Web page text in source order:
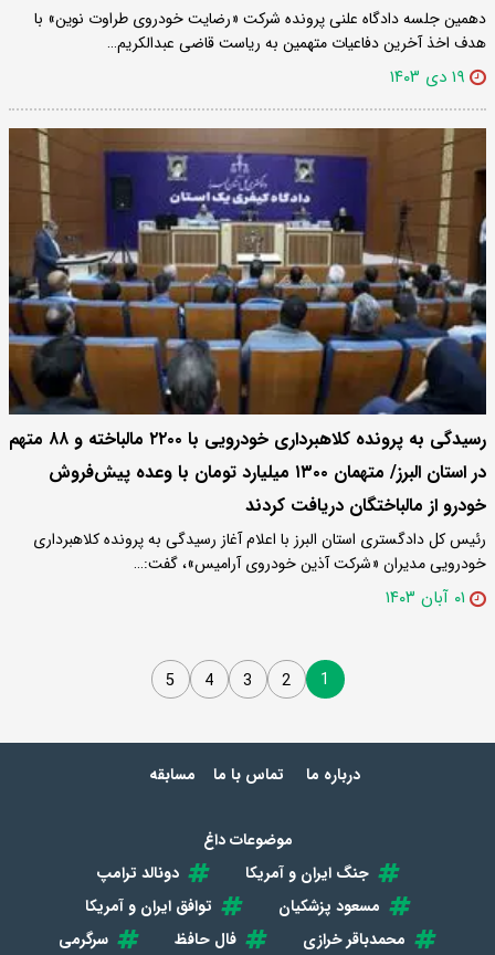
دهمین جلسه دادگاه علنی پرونده شرکت «رضایت خودروی طراوت نوین» با
هدف اخذ آخرین دفاعیات متهمین به ریاست قاضی عبدالکریم…
۱۹ دی ۱۴۰۳
رسیدگی به پرونده کلاهبرداری خودرویی با ۲۲۰۰ مالباخته و ۸۸ متهم
در استان البرز/ متهمان ۱۳۰۰ میلیارد تومان با وعده پیش‌فروش
خودرو از مالباختگان دریافت کردند
رئیس کل دادگستری استان البرز با اعلام آغاز رسیدگی به پرونده کلاهبرداری
خودرویی مدیران «شرکت آذین خودروی آرامیس»، گفت:…
۰۱ آبان ۱۴۰۳
1
2
3
4
5
درباره ما تماس با ما مسابقه
موضوعات داغ
جنگ ایران و آمریکا
دونالد ترامپ
مسعود پزشکیان
توافق ایران و آمریکا
محمدباقر خرازی
فال حافظ سرگرمی